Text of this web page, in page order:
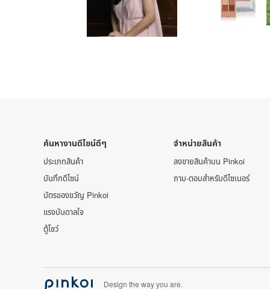
ค้นหางานดีไซน์ดีๆ
ประเภทสินค้า
บันทึกดีไซน์
บัตรของขวัญ Pinkoi
แรงบันดาลใจ
ตู้โชว์
จำหน่ายสินค้า
ลงขายสินค้าบน Pinkoi
ถาม-ตอบสำหรับดีไซเนอร์
Design the way you are.